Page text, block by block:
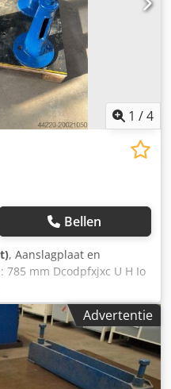
1 /4
Bellen
, Aanslagplaat en
mm Dcodpfxjxc U H Io
mm Totale hoogte: 810
Advertentie